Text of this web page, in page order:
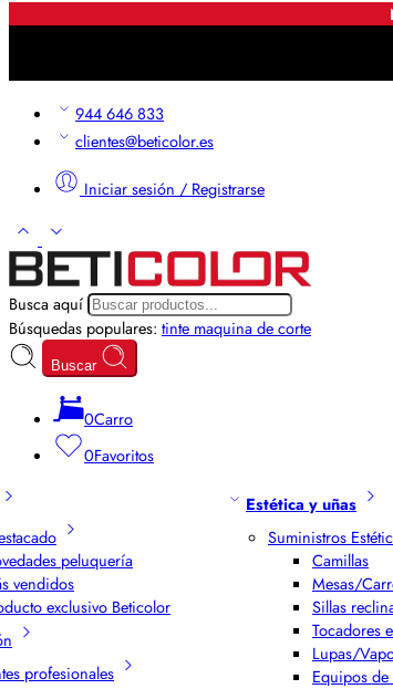
944 646 833
clientes@beticolor.es
Iniciar sesión / Registrarse
Busca aquí
Búsquedas populares: tinte maquina de corte
Buscar
0Carro
0Favoritos
peluquería
vendidos
exclusivo Beticolor
profesionales
Estética y uñas
Suministros
Camillas
Mesas/
Sillas
Tocadores
Lupas/
Equipos